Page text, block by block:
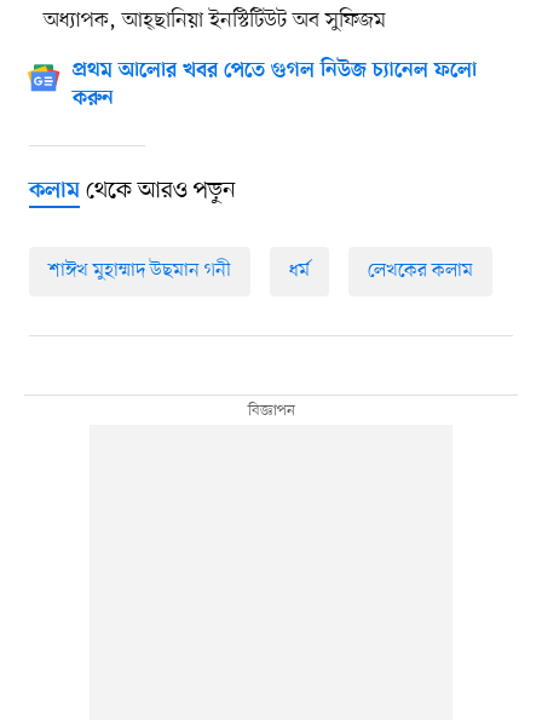
অধ্যাপক, আহ্ছানিয়া ইনস্টিটিউট অব সুফিজম
প্রথম আলোর খবর পেতে গুগল নিউজ চ্যানেল ফলো
করুন
কলামথেকে আরও পড়ুন
শাঈখ মুহাম্মাদ উছমান গনী ধর্ম লেখকের কলাম